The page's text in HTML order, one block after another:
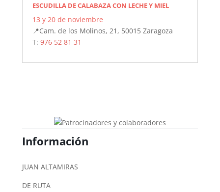
ESCUDILLA DE CALABAZA CON LECHE Y MIEL
13 y 20 de noviembre
📍Cam. de los Molinos, 21, 50015 Zaragoza
T: 976 52 81 31
Información
JUAN ALTAMIRAS
DE RUTA